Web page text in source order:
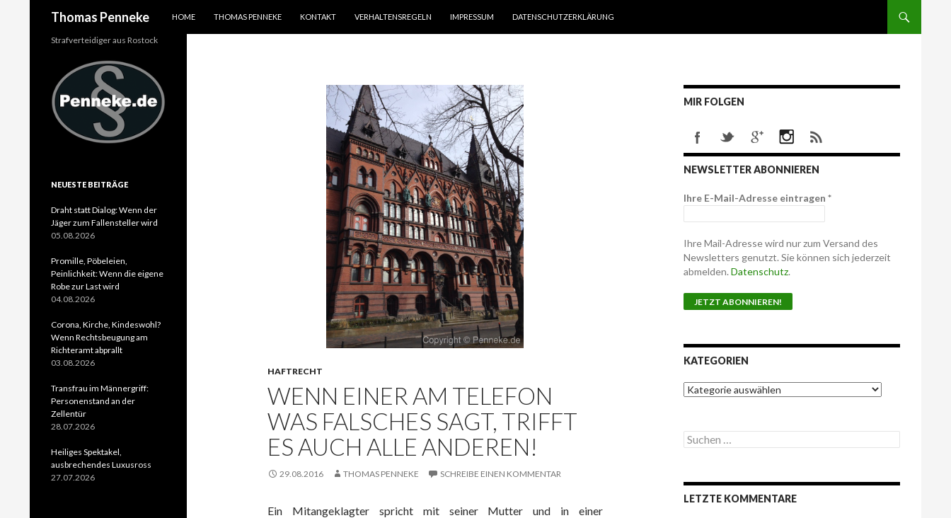
Thomas Penneke
HOME
THOMAS PENNEKE KONTAKT VERHALTENSREGELN IMPRESSUM DATENSCHUTZERKLÄRUNG
HAFTRECHT
WENN EINER AM TELEFON
WAS FALSCHES SAGT, TRIFFT
ES AUCH ALLE ANDEREN!
29.08.2016 THOMAS PENNEKE SCHREIBE EINEN KOMMENTAR
Ein Mitangeklagter spricht mit seiner Mutter und in einer
MIR FOLGEN
NEWSLETTER ABONNIEREN
Ihre E-Mail-Adresse eintragen *
Ihre Mail-Adresse wird nur zum Versand des
Newsletters genutzt. Sie können sich jederzeit
abmelden. Datenschutz.
KATEGORIEN
K
a
g
o
n
S
u
e
n
LETZTE KOMMENTARE
Strafverteidiger aus Rostock
NEUESTE BEITRÄGE
Draht statt Dialog: Wenn der
Jäger zum Fallensteller wird
05.08.2026
Promille, Pöbeleien,
Peinlichkeit: Wenn die eigene
Robe zur Last wird
04.08.2026
Corona, Kirche, Kindeswohl?
Wenn Rechtsbeugung am
Richteramt abprallt
03.08.2026
Transfrau im Männergriff:
Personenstand an der
Zellentür
28.07.2026
Heiliges Spektakel,
ausbrechendes Luxusross
27.07.2026